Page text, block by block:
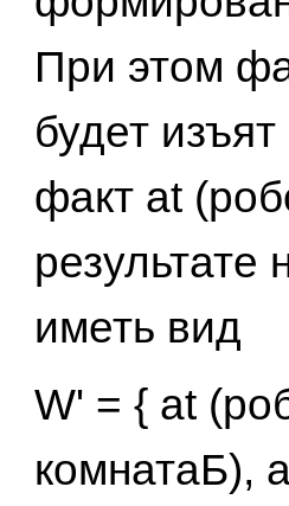
При этом
будет
факт at
результате
иметь вид
W' = { at
комнатаБ),